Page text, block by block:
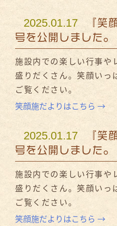
2025.01.17
『笑
号を公開しました。
施設内での楽しい行事や
盛りだくさん。笑顔いっ
ご覧ください。
笑顔施だよりはこちら →
2025.01.17
『笑
号を公開しました。
施設内での楽しい行事や
盛りだくさん。笑顔いっ
ご覧ください。
笑顔施だよりはこちら →